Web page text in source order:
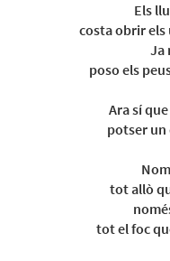
Els
costa obrir els
Ja
poso els
Ara sí
potser un
tot allò
tot el foc